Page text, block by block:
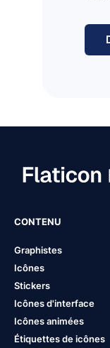
CONTENU
Graphistes
Icônes
Stickers
Icônes d'interface
Icônes animées
Étiquettes de icônes